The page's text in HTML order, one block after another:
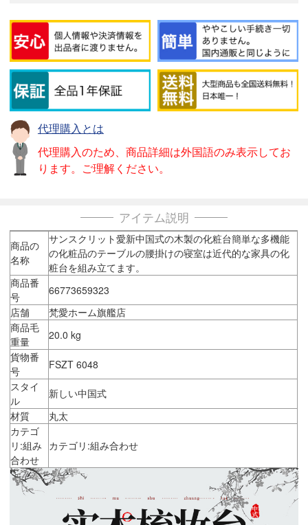
代理購入とは
代理購入のため、商品詳細は外国語のみ表示してお
ります。ご理解ください。
アイテム説明
商品の
名称
サンスクリット愛新中国式の木製の化粧台簡単な多機能
の化粧品のテーブルの腰掛けの寝室は近代的な家具の化
粧台を組み立てます。
商品番
号
66773659323
店舗
梵愛ホーム旗艦店
商品毛
重量
20.0 kg
貨物番
号
FSZT 6048
スタイ
ル
新しい中国式
材質
丸太
カテゴ
リ:組み
合わせ
カテゴリ:組み合わせ